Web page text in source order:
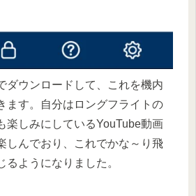
ダウンロードして、これを機内
ます。自分はロングフライトの
楽しみにしているYouTube動画
しんでおり、これでかな～り飛
るようになりました。